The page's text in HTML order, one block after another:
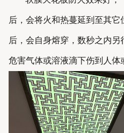
后，会将火和热蔓延到至其
后，会自身熔穿，数秒之内
危害气体或溶液滴下伤到人体